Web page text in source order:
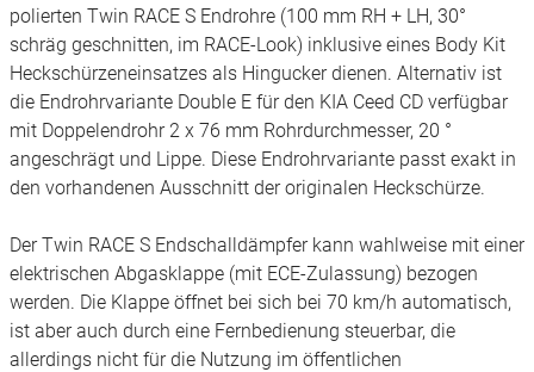
polierten Twin RACE S Endrohre (100 mm RH + LH, 30°
schräg geschnitten, im RACE-Look) inklusive eines Body Kit
Heckschürzeneinsatzes als Hingucker dienen. Alternativ ist
die Endrohrvariante Double E für den KIA Ceed CD verfügbar
mit Doppelendrohr 2 x 76 mm Rohrdurchmesser, 20 °
angeschrägt und Lippe. Diese Endrohrvariante passt exakt in
den vorhandenen Ausschnitt der originalen Heckschürze.
Der Twin RACE S Endschalldämpfer kann wahlweise mit einer
elektrischen Abgasklappe (mit ECE-Zulassung) bezogen
werden. Die Klappe öffnet bei sich bei 70 km/h automatisch,
ist aber auch durch eine Fernbedienung steuerbar, die
allerdings nicht für die Nutzung im öffentlichen